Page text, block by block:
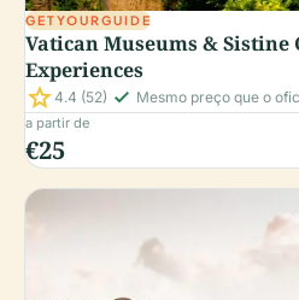
GETYOURGUIDE
Vatican Museums & Sistine
Experiences
star4.4 (52) check_small Mesmo preço que o
a partir de
€25